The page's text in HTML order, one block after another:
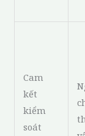
Cam
kết
kiểm
soát